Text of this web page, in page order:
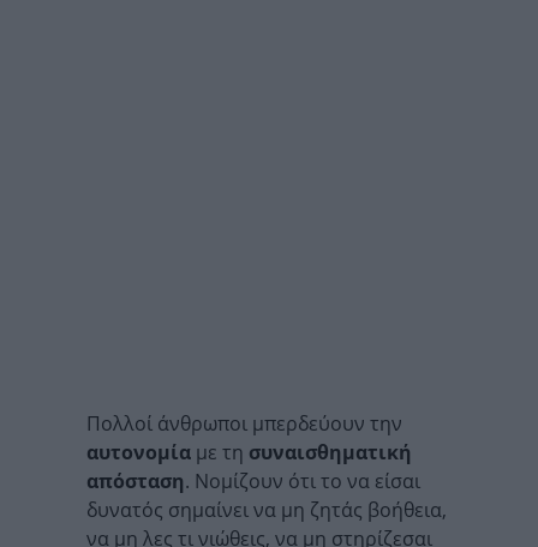
Πολλοί άνθρωποι μπερδεύουν την
αυτονομία με τη συναισθηματική
απόσταση. Νομίζουν ότι το να είσαι
δυνατός σημαίνει να μη ζητάς βοήθεια,
να μη λες τι νιώθεις, να μη στηρίζεσαι